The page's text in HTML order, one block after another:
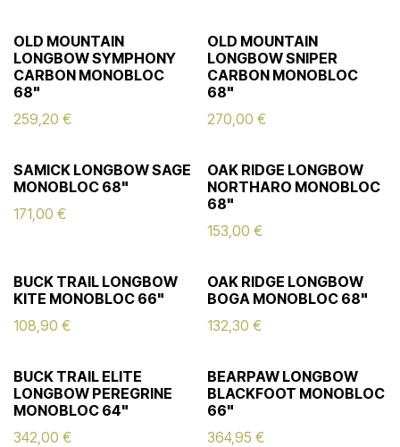
OLD MOUNTAIN
LONGBOW SYMPHONY
CARBON MONOBLOC
68"
259,20 €
OLD MOUNTAIN
LONGBOW SNIPER
CARBON MONOBLOC
68"
270,00 €
SAMICK LONGBOW SAGE
MONOBLOC 68"
171,00 €
OAK RIDGE LONGBOW
NORTHARO MONOBLOC
68"
153,00 €
BUCK TRAIL LONGBOW
KITE MONOBLOC 66"
108,90 €
OAK RIDGE LONGBOW
BOGA MONOBLOC 68"
132,30 €
BUCK TRAIL ELITE
LONGBOW PEREGRINE
MONOBLOC 64"
342,00 €
BEARPAW LONGBOW
BLACKFOOT MONOBLOC
66"
364,95 €